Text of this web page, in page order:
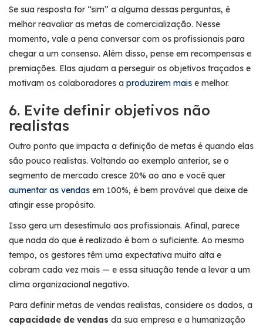
Se sua resposta for “sim” a alguma dessas perguntas, é
melhor reavaliar as metas de comercialização. Nesse
momento, vale a pena conversar com os profissionais para
chegar a um consenso. Além disso, pense em recompensas e
premiações. Elas ajudam a perseguir os objetivos traçados e
motivam os colaboradores a produzirem mais e melhor.
6. Evite definir objetivos não
realistas
Outro ponto que impacta a definição de metas é quando elas
são pouco realistas. Voltando ao exemplo anterior, se o
segmento de mercado cresce 20% ao ano e você quer
aumentar as vendas em 100%, é bem provável que deixe de
atingir esse propósito.
Isso gera um desestímulo aos profissionais. Afinal, parece
que nada do que é realizado é bom o suficiente. Ao mesmo
tempo, os gestores têm uma expectativa muito alta e
cobram cada vez mais — e essa situação tende a levar a um
clima organizacional negativo.
Para definir metas de vendas realistas, considere os dados, a
capacidade de vendas da sua empresa e a humanização